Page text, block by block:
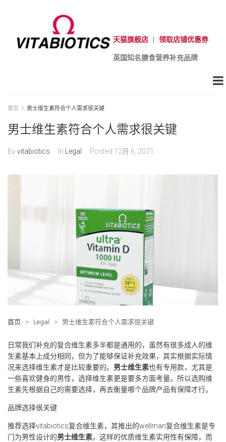
天猫旗舰店 领取店铺优惠券
英国知名膳食营养补充品牌
首页 / 男士维生素符合个人需求很关键
男士维生素符合个人需求很关键
Byvitabiotics In Legal Posted 12月 6, 2021
首页 > Legal > 男士维生素符合个人需求很关键
日常我们补充的复合维生素多半都是通用的，虽然有很多成人的维
生素基本上成分相同，但为了能够保证补充效果，其实根据实际情
况来选择维生素才是比较重要的。 男士维生素也有专用款，尤其是
一些喜欢健身的男性，选择维生素更是要多方面考量。所以选购维
生素先根据自己的需要选择，再去衡量哪个品牌产品有保障才行。
品牌选择很关键
推荐选择vitabiotics复合维生素，其推出的wellman复合维生素是专
门为男性设计的男士维生素，这样的优质维生素实用性有保障，而